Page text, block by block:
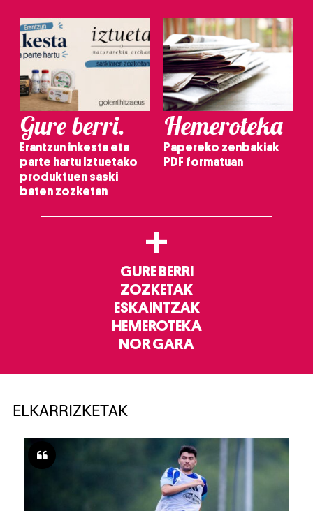
Gure berri.
Erantzun inkesta eta
parte hartu Iztuetako
produktuen saski
baten zozketan
Hemeroteka
Papereko zenbakiak
PDF formatuan
+
GURE BERRI
ZOZKETAK
ESKAINTZAK
HEMEROTEKA
NOR GARA
ELKARRIZKETAK